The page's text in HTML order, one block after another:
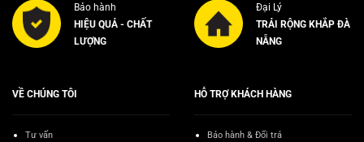
Bảo hành
HIỆU QUẢ - CHẤT
LƯỢNG
Đại Lý
TRẢI RỘNG KHẮP ĐÀ
NẴNG
VỀ CHÚNG TÔI
Tư vấn
HỖ TRỢ KHÁCH HÀNG
Bảo hành & Đổi trả